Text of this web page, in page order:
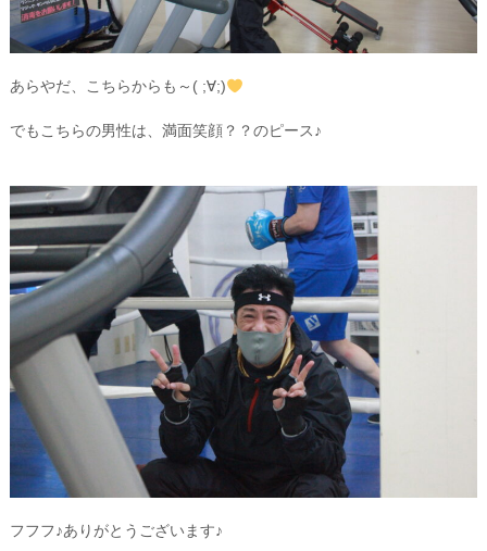
あらやだ、こちらからも～( ;∀;)
でもこちらの男性は、満面笑顔？？のピース♪
フフフ♪ありがとうございます♪